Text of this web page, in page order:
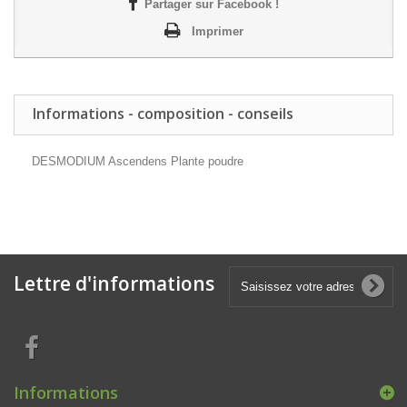
Partager sur Facebook !
Imprimer
Informations - composition - conseils
DESMODIUM Ascendens Plante poudre
Lettre d'informations
Informations